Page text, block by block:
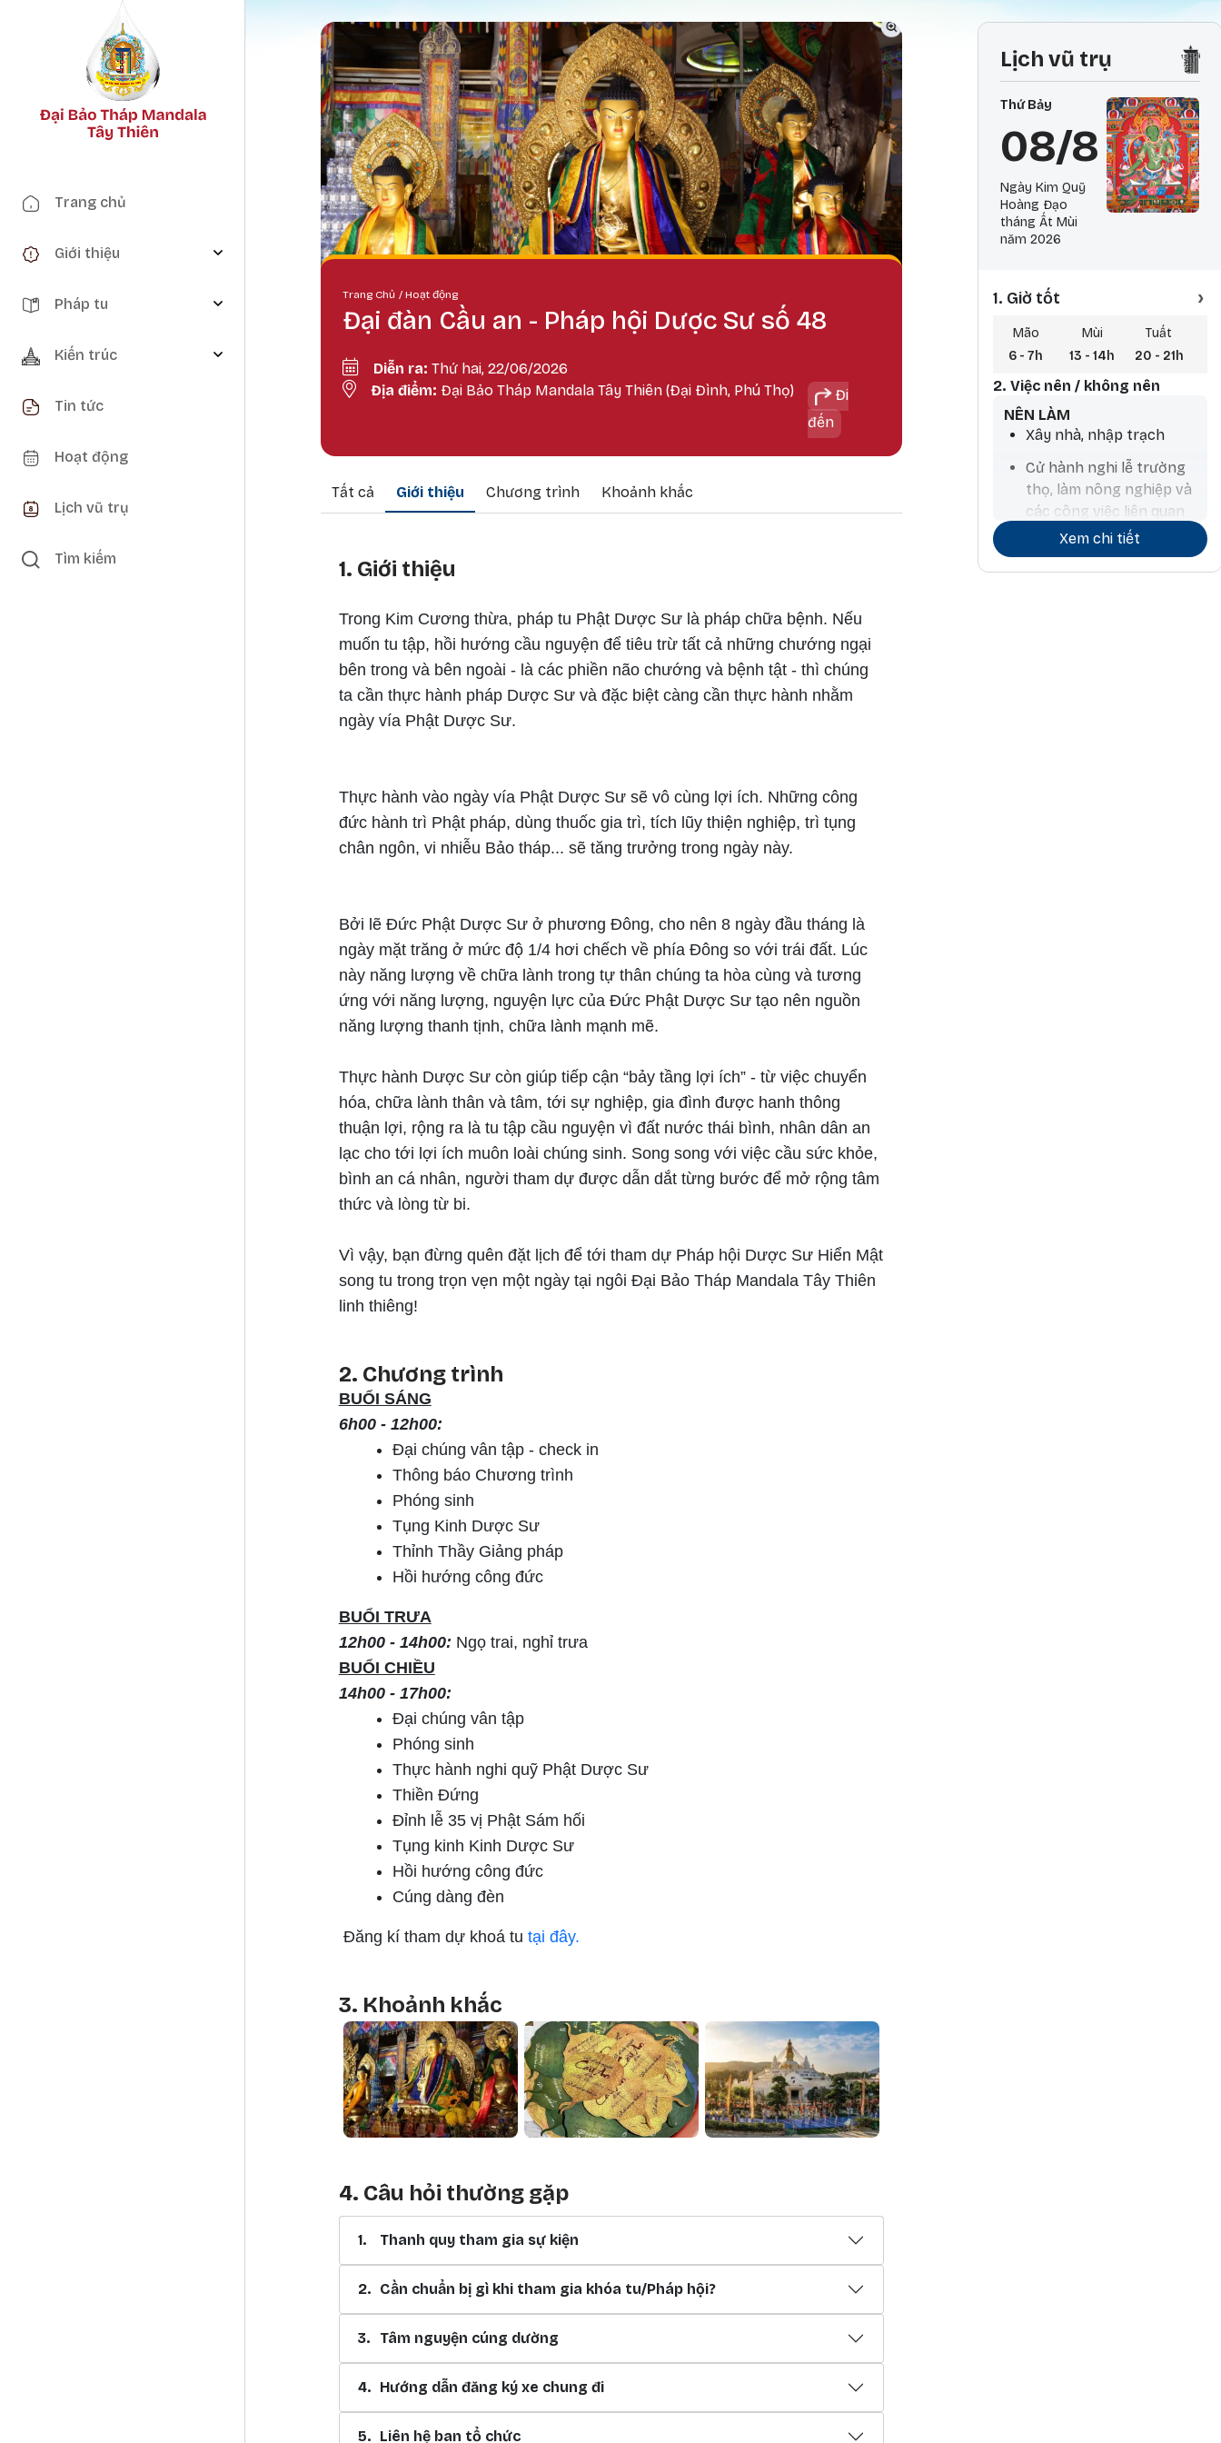
Main navigation
Trang chủ
Giới thiệu
Pháp tu
Kiến trúc
Tin tức
Hoạt động
Lịch vũ trụ
Tìm kiếm
Breadcrumb
Trang Chủ Hoạt động
Đại đàn Cầu an - Pháp hội Dược Sư số 48
Diễn ra: Thứ hai, 22/06/2026
Địa điểm: Đại Bảo Tháp Mandala Tây Thiên (Đại Đình, Phú Thọ)
Đi
đến
Tất cả Giới thiệu Chương trình Khoảnh khắc
1. Giới thiệu
Trong Kim Cương thừa, pháp tu Phật Dược Sư là pháp chữa bệnh. Nếu
muốn tu tập, hồi hướng cầu nguyện để tiêu trừ tất cả những chướng ngại
bên trong và bên ngoài - là các phiền não chướng và bệnh tật - thì chúng
ta cần thực hành pháp Dược Sư và đặc biệt càng cần thực hành nhằm
ngày vía Phật Dược Sư.
Thực hành vào ngày vía Phật Dược Sư sẽ vô cùng lợi ích. Những công
đức hành trì Phật pháp, dùng thuốc gia trì, tích lũy thiện nghiệp, trì tụng
chân ngôn, vi nhiễu Bảo tháp... sẽ tăng trưởng trong ngày này.
Bởi lẽ Đức Phật Dược Sư ở phương Đông, cho nên 8 ngày đầu tháng là
ngày mặt trăng ở mức độ 1/4 hơi chếch về phía Đông so với trái đất. Lúc
này năng lượng về chữa lành trong tự thân chúng ta hòa cùng và tương
ứng với năng lượng, nguyện lực của Đức Phật Dược Sư tạo nên nguồn
năng lượng thanh tịnh, chữa lành mạnh mẽ.
Thực hành Dược Sư còn giúp tiếp cận “bảy tầng lợi ích” - từ việc chuyển
hóa, chữa lành thân và tâm, tới sự nghiệp, gia đình được hanh thông
thuận lợi, rộng ra là tu tập cầu nguyện vì đất nước thái bình, nhân dân an
lạc cho tới lợi ích muôn loài chúng sinh. Song song với việc cầu sức khỏe,
bình an cá nhân, người tham dự được dẫn dắt từng bước để mở rộng tâm
thức và lòng từ bi.
Vì vậy, bạn đừng quên đặt lịch để tới tham dự Pháp hội Dược Sư Hiển Mật
song tu trong trọn vẹn một ngày tại ngôi Đại Bảo Tháp Mandala Tây Thiên
2. Chương trình
BUỔI SÁNG
6h00 - 12h00:
Đại chúng vân tập - check in
Thông báo Chương trình
Phóng sinh
Tụng Kinh Dược Sư
Thỉnh Thầy Giảng pháp
Hồi hướng công đức
BUỔI TRƯA
12h00 - 14h00: Ngọ trai, nghỉ trưa
BUỔI CHIỀU
14h00 - 17h00:
Đại chúng vân tập
Phóng sinh
Thực hành nghi quỹ Phật Dược Sư
Thiền Đứng
Đỉnh lễ 35 vị Phật Sám hối
Tụng kinh Kinh Dược Sư
Hồi hướng công đức
Cúng dàng đèn
Đăng kí tham dự khoá tu tại đây.
3. Khoảnh khắc
4. Câu hỏi thường gặp
1. Thanh quy tham gia sự kiện
2. Cần chuẩn bị gì khi tham gia khóa tu/Pháp hội?
3. Tâm nguyện cúng dường
4. Hướng dẫn đăng ký xe chung đi
5. Liên hệ ban tổ chức
Lịch vũ trụ
Thứ Bảy
08/8
Ngày Kim Quỹ
Hoàng Đạo
tháng Ất Mùi
năm 2026
1. Giờ tốt ›
Mão
6 - 7h
Mùi
13 - 14h
Tuất
20 - 21h
2. Việc nên / không nên
NÊN LÀM
Xây nhà, nhập trạch
Cử hành nghi lễ trường
thọ, làm nông nghiệp và
các công việc liên quan
đến nước, mua thú nuôi,
tính toán chiêm tinh
Xem chi tiết